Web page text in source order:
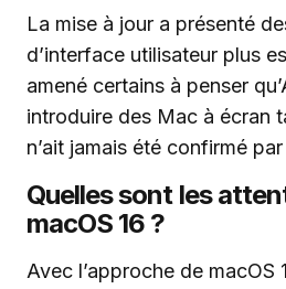
La mise à jour a présenté
d’interface utilisateur plus
amené certains à penser
introduire des Mac à écran
n’ait jamais été confirmé
Quelles sont les
macOS 16 ?
Avec l’approche de macOS